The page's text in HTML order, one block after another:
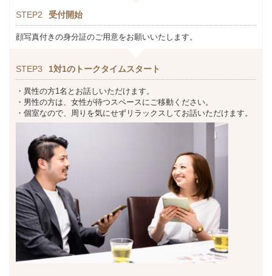
STEP2 受付開始
顔写真付きの身分証のご用意をお願いいたします。
STEP3 1対1のトークタイムスタート
・異性の方1名とお話しいただけます。
・男性の方は、女性が待つスペースにご移動ください。
・個室なので、周りを気にせずリラックスしてお話いただけます。